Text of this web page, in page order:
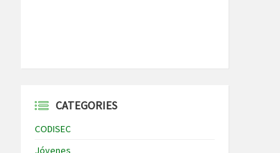
CATEGORIES
CODISEC
Jóvenes